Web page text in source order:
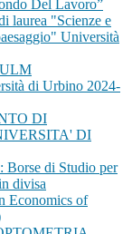
Del Lavoro”
laurea "Scienze e
Università
di Urbino 2024-
DI
DI
Borse di Studio per
divisa
Economics of